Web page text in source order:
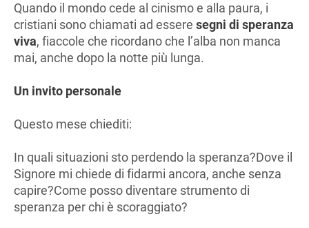
Quando il mondo cede al cinismo e alla paura, i
cristiani sono chiamati ad essere segni di speranza
viva, fiaccole che ricordano che l’alba non manca
mai, anche dopo la notte più lunga.
Un invito personale
Questo mese chiediti:
In quali situazioni sto perdendo la speranza?Dove il
Signore mi chiede di fidarmi ancora, anche senza
capire?Come posso diventare strumento di
speranza per chi è scoraggiato?